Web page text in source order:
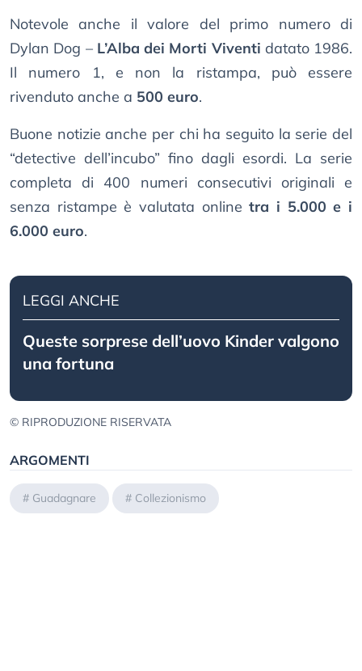
Notevole anche il valore del primo numero di
Dylan Dog – L’Alba dei Morti Viventi datato 1986.
Il numero 1, e non la ristampa, può essere
rivenduto anche a 500 euro.
Buone notizie anche per chi ha seguito la serie del
“detective dell’incubo” fino dagli esordi. La serie
completa di 400 numeri consecutivi originali e
senza ristampe è valutata onlinetra i 5.000 e i
6.000 euro.
LEGGI ANCHE
Queste sorprese dell’uovo Kinder valgono
una fortuna
© RIPRODUZIONE RISERVATA
ARGOMENTI
# Guadagnare # Collezionismo